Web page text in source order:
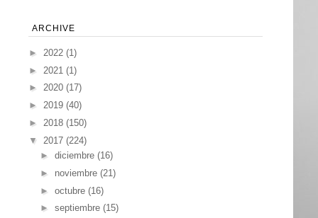
ARCHIVE
► 2022 (1)
► 2021 (1)
► 2020 (17)
► 2019 (40)
► 2018 (150)
▼ 2017 (224)
► diciembre (16)
► noviembre (21)
► octubre (16)
► septiembre (15)